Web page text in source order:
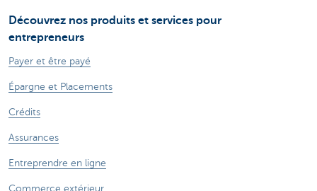
Découvrez nos produits et services pour
entrepreneurs
Payer et être payé
Épargne et Placements
Crédits
Assurances
Entreprendre en ligne
Commerce extérieur